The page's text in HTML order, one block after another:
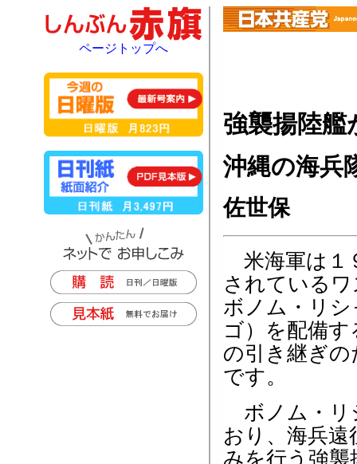
強襲揚陸艦
沖縄の海兵
佐世保
米海軍は１
されている
ボノム・リ
ゴ）を配備
の引き継ぎの
です。
ボノム・リ
おり、海兵
みを行う強
ページトップへ